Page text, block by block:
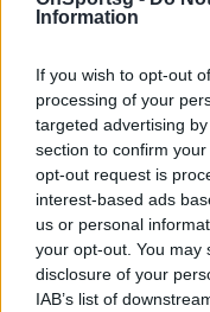
Information
If you wish to opt-out
processing of your
targeted advertising
section to confirm
opt-out request is
interest-based ads
us or personal
your opt-out. You may
disclosure of your
IAB’s list of